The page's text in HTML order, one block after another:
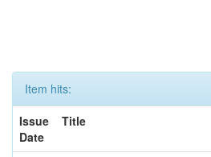
Item hits:
Issue
Date
Title